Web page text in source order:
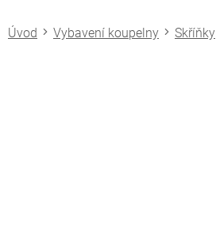
Vybavení koupelny Skříňky